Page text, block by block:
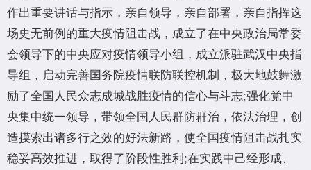
作出重要讲话与指示，亲自领导，亲自部署，亲自指挥这
场史无前例的重大疫情阻击战，成立了在中央政治局常委
会领导下的中央应对疫情领导小组，成立派驻武汉中央指
导组，启动完善国务院疫情联防联控机制，极大地鼓舞激
励了全国人民众志成城战胜疫情的信心与斗志;强化党中
央集中统一领导，带领全国人民群防群治，依法治理，创
造摸索出诸多行之效的好法新路，使全国疫情阻击战扎实
稳妥高效推进，取得了阶段性胜利;在实践中己经形成、